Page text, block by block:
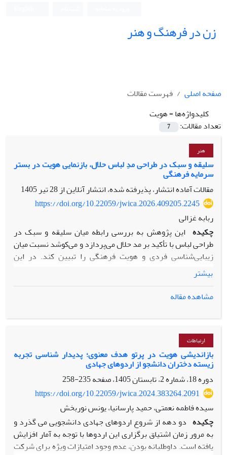
زن در فرهنگ و هنر
صفحه اصلی
فهرست مقالات
کلیدواژه‌ها =هویت
تعداد مقالات:
7
هنر
سلیقه و سبک در طراحی مدِ لباس حلال، بازنمایی هویت در بستر
سرمایه فرهنگی
مقالات آماده انتشار، پذیرفته شده، انتشار آنلاین از28 تیر 1405
https://doi.org/10.22059/jwica.2026.409205.2245
ربابه غزالی
چکیده این پژوهش به بررسی رابطه میان سلیقه و سبک در
طراحی لباس با تأکید بر مد حلال می‌پردازد و می‌کوشد نسبت میان
زیبایی‌شناسی فردی و هویت فرهنگی را تبیین کند. در این
چارچوب، سلیقه به‌مثابه تجلی ترجیحات شخصی و تجربه
زیباشناختی فرد تعریف می‌شود، در حالی‌که سبک به‌عنوان
ساختاری فرهنگی، تاریخی و اجتماعی در نظر گرفته می‌شود که
مفاهیم اسلامیِ حیا، عفت و مسئولیت اخلاقی، صرفاً مجموعه‌ای از
محدودیت‌های پوششی نیست، بلکه نظامی معنایی و زیباشناختی
است که در پی ایجاد تعادل میان پوشیدگی، آراستگی، هویت‌مندی
و خلاقیت قرار دارد.
با اتکا به رویکرد انسان‌شناختی و بهره‌گیری از نظریه سرمایه
فرهنگی پیر بوردیو، این پژوهش نشان می‌دهد که مد حلال طی دو
دهه اخیر از جریانی حاشیه‌ای به یکی از میدان‌های تأثیرگذار
فرهنگی و اقتصادی بدل شده است. در این روند، مد حلال نه‌تنها
به بازتعریف پوشش اسلامی انجامیده، بلکه به ابزاری برای
هویت‌یابی، تمایز اجتماعی و بازنمایی نمادین ارزش‌های دینی در
قالب سبک پوشش تبدیل شده است. با وجود این اهمیت، ادبیات
پژوهشی موجود همچنان با خلأ نظری قابل‌توجهی مواجه است؛
بیشتر
مشاهده مقاله
ارتباطات
بازاندیشی هویت در پرتو هدف معنوی؛ پدیدار شناسی تجربه
زیسته دختران دانشجو از اردوهای جهادی
دوره 18، شماره 2، تابستان 1405، صفحه
235-258
https://doi.org/10.22059/jwica.2024.383264.2091
سیده فاطمه نعمتی، حمید پارسانیا، یونس نوربخش
چکیده دو دهه از شروع اردوهای جهادی دانشجویی می گذرد و
به مرور زمان اشتیاق برگزاری این اردوها با توجه به آمار افزایش
یافته است. داوطلبانه بودن، عدم وجود امتیازات ویژه برای شرکت